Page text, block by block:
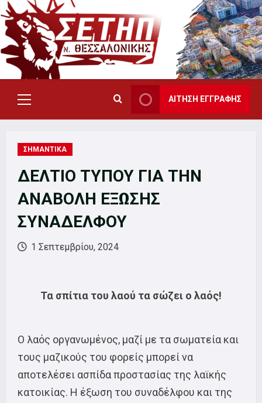
Skip
to
content
Primary
Menu
ΑΙΤΗΣΗ ΕΓΓΡΑΦΗΣ
ΣΗΜΑΝΤΙΚΑ
ΔΕΛΤΙΟ ΤΥΠΟΥ ΓΙΑ ΤΗΝ
ΑΝΑΒΟΛΗ ΕΞΩΣΗΣ
ΣΥΝΑΔΕΛΦΟΥ
1 Σεπτεμβρίου, 2024
Τα σπίτια του λαού τα σώζει ο λαός!
Ο λαός οργανωμένος, μαζί με τα σωματεία και
τους μαζικούς του φορείς μπορεί να
αποτελέσει ασπίδα προστασίας της λαϊκής
κατοικίας. Η έξωση του συναδέλφου και της